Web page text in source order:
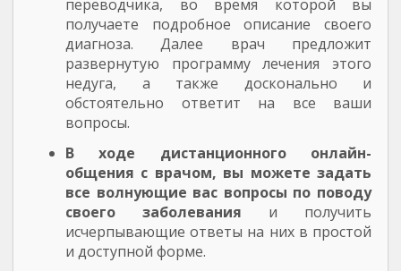
переводчика, во время которой вы
получаете подробное описание своего
диагноза. Далее врач предложит
развернутую программу лечения этого
недуга, а также досконально и
обстоятельно ответит на все ваши
вопросы.
В ходе дистанционного онлайн-
общения с врачом, вы можете задать
все волнующие вас вопросы по поводу
своего заболевания и получить
исчерпывающие ответы на них в простой
и доступной форме.